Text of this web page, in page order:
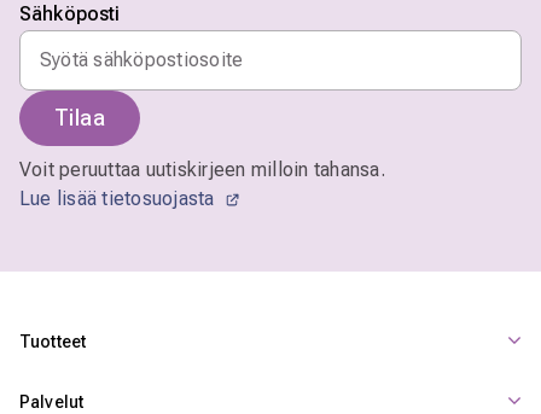
Sähköposti
Tilaa
Voit peruuttaa uutiskirjeen milloin tahansa.
Lue lisää tietosuojasta
Tuotteet
Palvelut